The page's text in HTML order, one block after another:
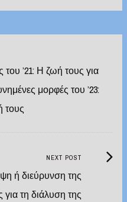
’21: Η ζωή τους για
μορφές του ’23:
τους
NEXT POST
ή διεύρυνση της
τη διάλυση της
Next